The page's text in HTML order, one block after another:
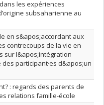
les expériences
subsaharienne au
en s&apos;accordant aux
contrecoups de la vie en
sur l&apos;intégration
participant·es d&apos;un
: regards des parents de
relations famille-école